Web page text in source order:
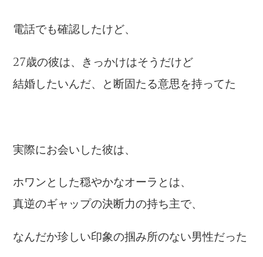
電話でも確認したけど、
27歳の彼は、きっかけはそうだけど
結婚したいんだ、と断固たる意思を持ってた
実際にお会いした彼は、
ホワンとした穏やかなオーラとは、
真逆のギャップの決断力の持ち主で、
なんだか珍しい印象の掴み所のない男性だった